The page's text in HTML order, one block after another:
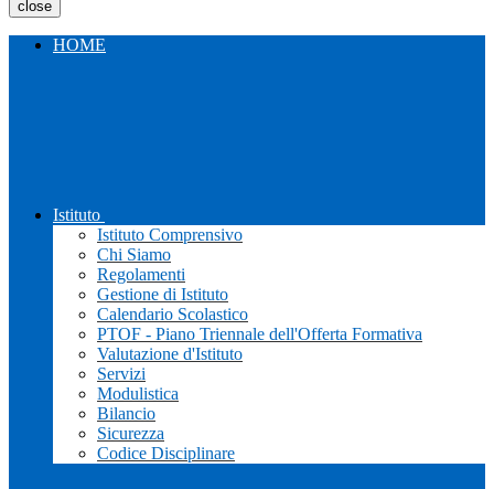
close
HOME
Istituto
Istituto Comprensivo
Chi Siamo
Regolamenti
Gestione di Istituto
Calendario Scolastico
PTOF - Piano Triennale dell'Offerta Formativa
Valutazione d'Istituto
Servizi
Modulistica
Bilancio
Sicurezza
Codice Disciplinare